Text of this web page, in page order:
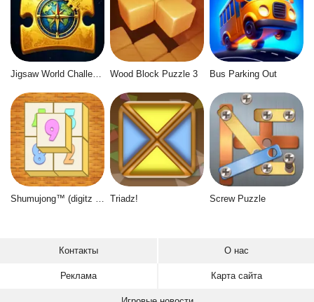
Wood Block Puzzle 3 Bus Parking Out
Triadz! Screw Puzzle
Контакты О нас
Реклама Карта сайта